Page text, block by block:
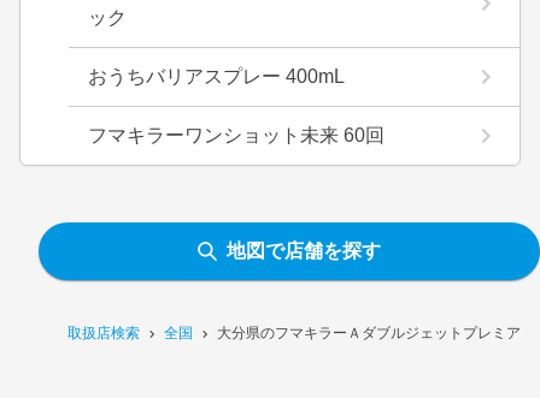
取扱店検索 全国 大分県のフマキラーＡダブルジェットプレミア
ック
おうちバリアスプレー 400mL
フマキラーワンショット未来 60回
地図で店舗を探す